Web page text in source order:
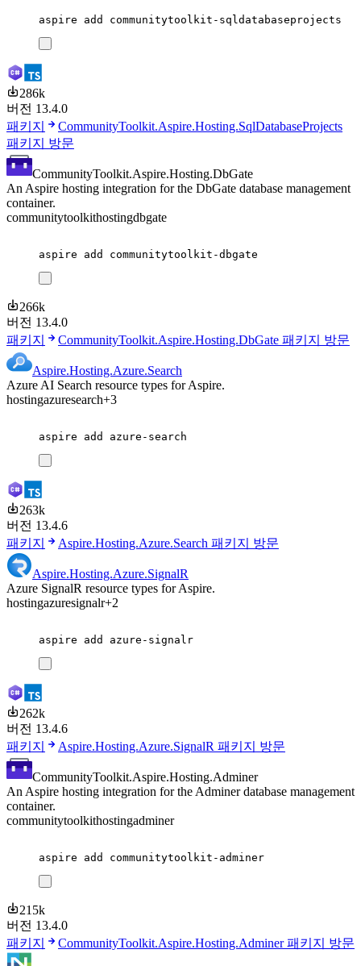
aspire add communitytoolkit-sqldatabaseprojects
286k
버전 13.4.0
패키지
CommunityToolkit.Aspire.Hosting.SqlDatabaseProjects
패키지 방문
CommunityToolkit.Aspire.Hosting.DbGate
An Aspire hosting integration for the DbGate database management
container.
communitytoolkithostingdbgate
aspire add communitytoolkit-dbgate
266k
버전 13.4.0
패키지
CommunityToolkit.Aspire.Hosting.DbGate 패키지 방문
Aspire.Hosting.Azure.Search
Azure AI Search resource types for Aspire.
hostingazuresearch+3
aspire add azure-search
263k
버전 13.4.6
패키지
Aspire.Hosting.Azure.Search 패키지 방문
Aspire.Hosting.Azure.SignalR
Azure SignalR resource types for Aspire.
hostingazuresignalr+2
aspire add azure-signalr
262k
버전 13.4.6
패키지
Aspire.Hosting.Azure.SignalR 패키지 방문
CommunityToolkit.Aspire.Hosting.Adminer
An Aspire hosting integration for the Adminer database management
container.
communitytoolkithostingadminer
aspire add communitytoolkit-adminer
215k
버전 13.4.0
패키지
CommunityToolkit.Aspire.Hosting.Adminer 패키지 방문